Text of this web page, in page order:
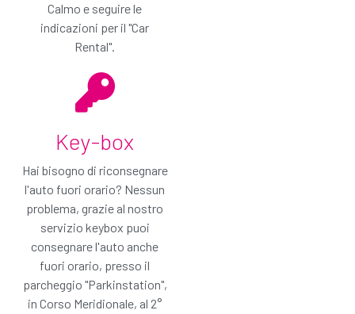
Soli € / giorno
Hai selezionato il nostro piano di copertura minimo:
con Gold Protection. Questo piano copre anche
Non sono interessato, prosegui
Aggiungi il piano GOLD e prosegui
Calmo e seguire le
indicazioni per il "Car
Rental".
Key-box
Hai bisogno di riconsegnare
l'auto fuori orario? Nessun
problema, grazie al nostro
servizio keybox puoi
consegnare l'auto anche
fuori orario, presso il
parcheggio "Parkinstation",
in Corso Meridionale, al 2°